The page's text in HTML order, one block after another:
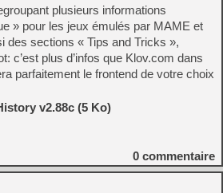
plusieurs informations
» pour les jeux émulés par MAME et
des sections « Tips and Tricks »,
c’est plus d’infos que Klov.com dans
parfaitement le frontend de votre choix
v2.88c (5 Ko)
0 commentaire